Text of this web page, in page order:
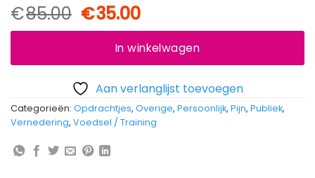
€85.00 Oorspronkelijke
prijs
was:
€85.00.
€35.00Huidige
prijs
is:
€35.00.
In winkelwagen
Aan verlanglijst toevoegen
Categorieën: Opdrachtjes, Overige, Persoonlijk, Pijn, Publiek,
Vernedering, Voedsel / Training